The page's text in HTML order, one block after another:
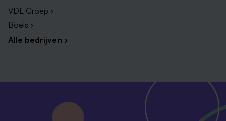
VDL Groep ›
Boels ›
Alle bedrijven ›